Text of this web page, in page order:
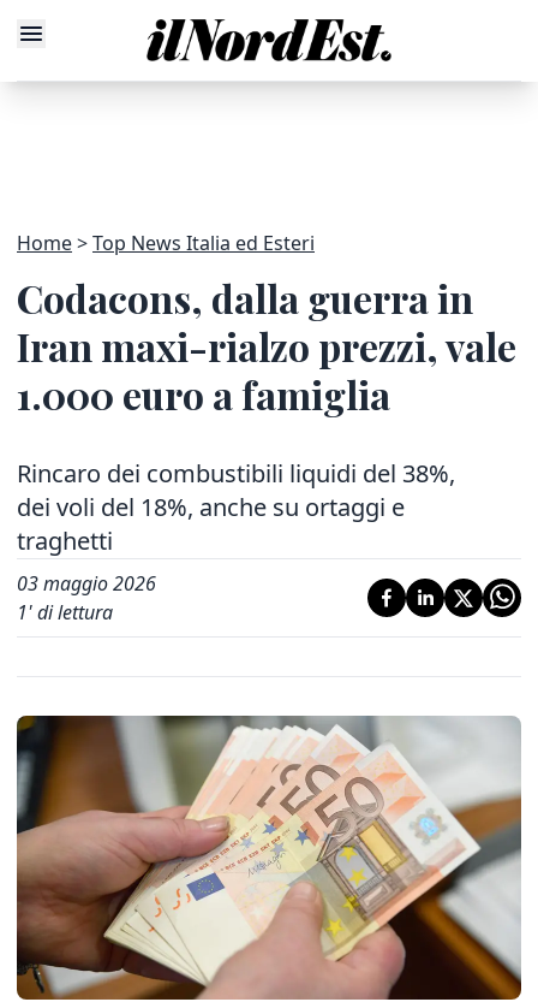
Home Top News Italia ed Esteri
Codacons, dalla guerra in
Iran maxi-rialzo prezzi, vale
1.000 euro a famiglia
Rincaro dei combustibili liquidi del 38%,
dei voli del 18%, anche su ortaggi e
traghetti
03 maggio 2026
1' di lettura